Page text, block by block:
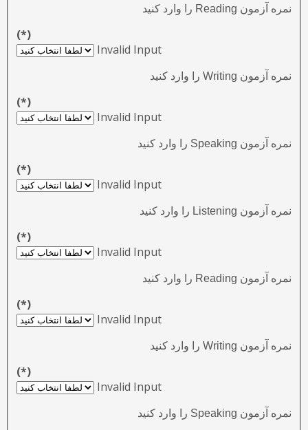
نمره آزمون Reading را وارد کنید
(*)
Invalid Input
نمره آزمون Writing را وارد کنید
(*)
Invalid Input
نمره آزمون Speaking را وارد کنید
(*)
Invalid Input
نمره آزمون Listening را وارد کنید
(*)
Invalid Input
نمره آزمون Reading را وارد کنید
(*)
Invalid Input
نمره آزمون Writing را وارد کنید
(*)
Invalid Input
نمره آزمون Speaking را وارد کنید